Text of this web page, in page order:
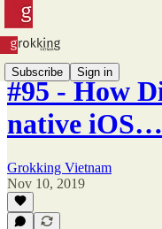
Subscribe Sign in
#95 - How
native iOS…
Grokking Vietnam
Nov 10, 2019